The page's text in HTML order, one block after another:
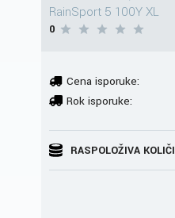
RainSport 5 100Y XL
0
Cena isporuke:
Rok isporuke:
RASPOLOŽIVA